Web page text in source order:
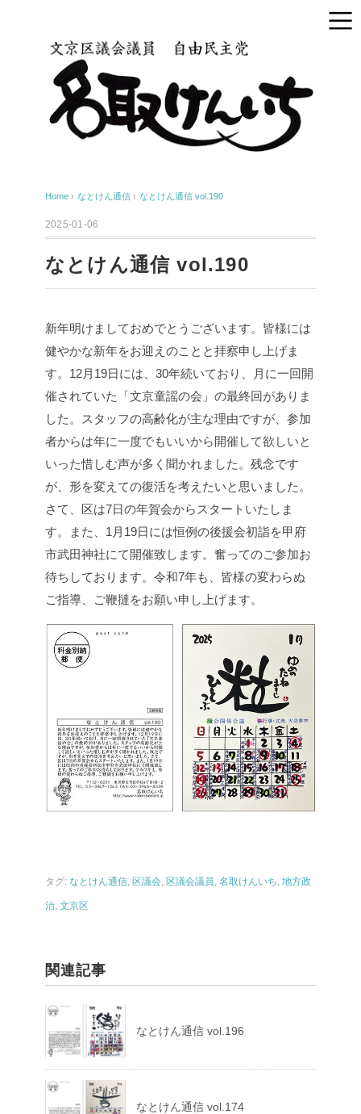
Home › なとけん通信 › なとけん通信 vol.190
2025-01-06
なとけん通信 vol.190
新年明けましておめでとうございます。皆様には
健やかな新年をお迎えのことと拝察申し上げま
す。12月19日には、30年続いており、月に一回開
催されていた「文京童謡の会」の最終回がありま
した。スタッフの高齢化が主な理由ですが、参加
者からは年に一度でもいいから開催して欲しいと
いった惜しむ声が多く聞かれました。残念です
が、形を変えての復活を考えたいと思いました。
さて、区は7日の年賀会からスタートいたしま
す。また、1月19日には恒例の後援会初詣を甲府
市武田神社にて開催致します。奮ってのご参加お
待ちしております。令和7年も、皆様の変わらぬ
ご指導、ご鞭撻をお願い申し上げます。
タグ: なとけん通信 区議会 区議会議員 名取けんいち 地方政
治 文京区
関連記事
なとけん通信 vol.196
なとけん通信 vol.174